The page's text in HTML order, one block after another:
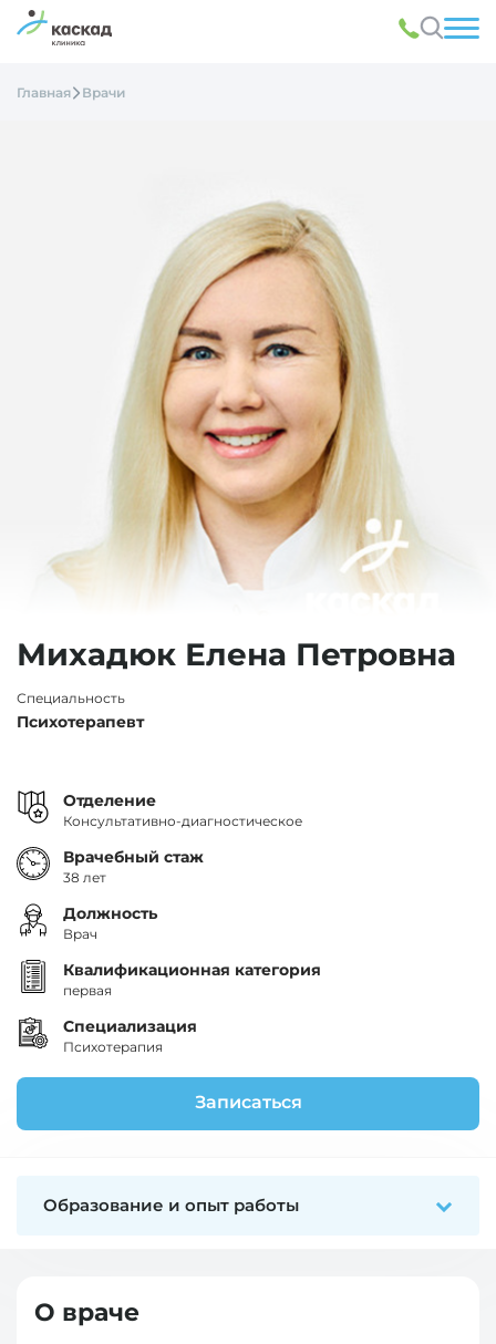
Главная Врачи
Михадюк Елена Петровна
Специальность
Психотерапевт
Отделение
Консультативно-диагностическое
Врачебный стаж
38 лет
Должность
Врач
Квалификационная категория
первая
Специализация
Психотерапия
Записаться
Образование и опыт работы
О враче